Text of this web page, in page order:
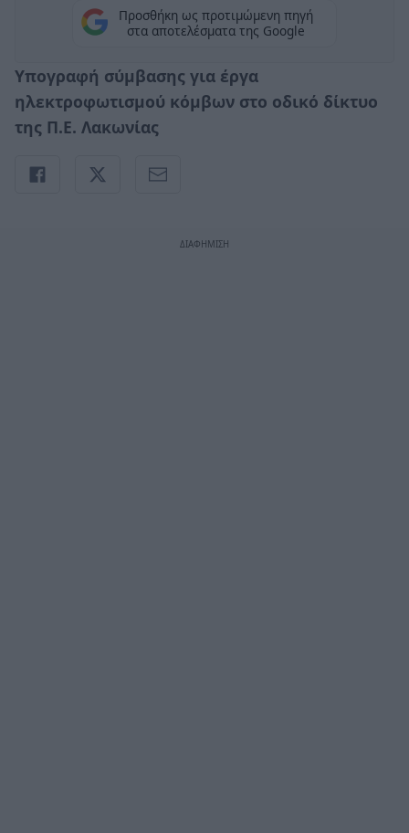
Προσθήκη ως προτιμώμενη πηγή
στα αποτελέσματα της Google
Υπογραφή σύμβασης για έργα
ηλεκτροφωτισμού κόμβων στο οδικό δίκτυο
της Π.Ε. Λακωνίας